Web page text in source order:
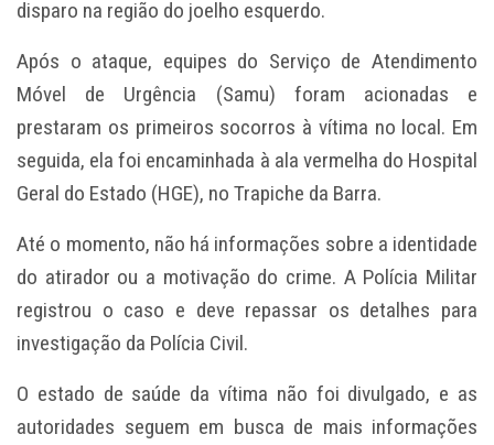
disparo na região do joelho esquerdo.
Após o ataque, equipes do Serviço de Atendimento
Móvel de Urgência (Samu) foram acionadas e
prestaram os primeiros socorros à vítima no local. Em
seguida, ela foi encaminhada à ala vermelha do Hospital
Geral do Estado (HGE), no Trapiche da Barra.
Até o momento, não há informações sobre a identidade
do atirador ou a motivação do crime. A Polícia Militar
registrou o caso e deve repassar os detalhes para
investigação da Polícia Civil.
O estado de saúde da vítima não foi divulgado, e as
autoridades seguem em busca de mais informações